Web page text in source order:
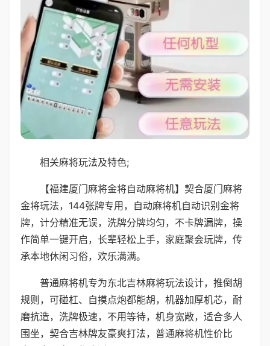
相关麻将玩法及特色;
【福建厦门麻将金将自动麻将机】契合厦门麻将
金将玩法，144张牌专用，自动麻将机自动识别金将
牌，计分精准无误，洗牌分牌均匀，不卡牌漏牌，操
作简单一键开启，长辈轻松上手，家庭聚会玩牌，传
承本地休闲习俗，欢乐满满。
普通麻将机专为东北吉林麻将玩法设计，推倒胡
规则，可碰杠、自摸点炮都能胡，机器加厚机芯，耐
磨抗造，洗牌极速，不用等待，机身宽敞，适合多人
围坐，契合吉林牌友豪爽打法，普通麻将机性价比